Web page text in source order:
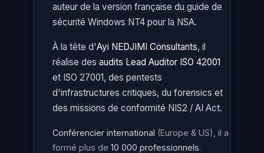
auteur de la version française du guide de
sécurité Windows NT4 pour la NSA.
À la tête d'Ayi NEDJIMI Consultants, il
réalise des audits Lead Auditor ISO 42001
et ISO 27001, des pentests
d'infrastructures critiques, du forensics et
des missions de conformité NIS2 / AI Act.
Conférencier international (Europe & US), il a
formé plus de 10 000 professionnels.